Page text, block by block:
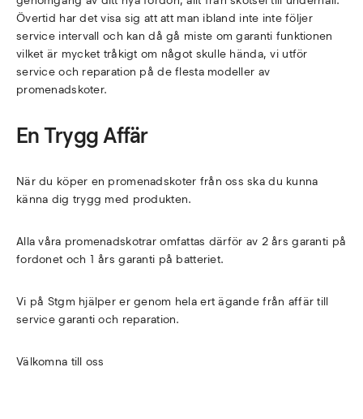
Övertid har det visa sig att att man ibland inte inte följer
service intervall och kan då gå miste om garanti funktionen
vilket är mycket tråkigt om något skulle hända, vi utför
service och reparation på de flesta modeller av
promenadskoter.
En Trygg Affär
När du köper en promenadskoter från oss ska du kunna
känna dig trygg med produkten.
Alla våra promenadskotrar omfattas därför av 2 års garanti på
fordonet och 1 års garanti på batteriet.
Vi på Stgm hjälper er genom hela ert ägande från affär till
service garanti och reparation.
Välkomna till oss